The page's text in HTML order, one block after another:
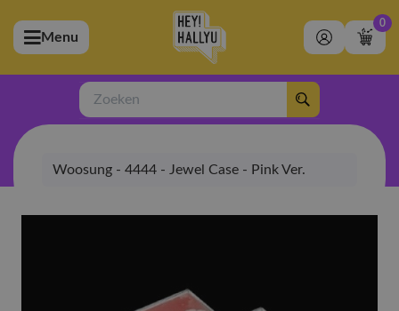
(Artiesten)
(Merchandise)
(Exclusive)
(Winkel)
Menu
0
Zoeken
Woosung - 4444 - Jewel Case - Pink Ver.